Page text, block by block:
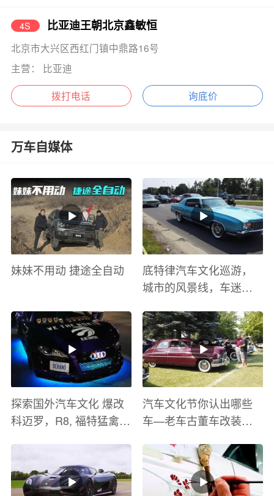
4S 比亚迪王朝北京鑫敏恒
北京市大兴区西红门镇中鼎路16号
主营： 比亚迪
拨打电话 询底价
万车自媒体
妹妹不用动 捷途全自动
底特律汽车文化巡游，
城市的风景线，车迷的
探索国外汽车文化 爆改
科迈罗，R8, 福特猛禽
汽车文化节你认出哪些
车—老车古董车改装车